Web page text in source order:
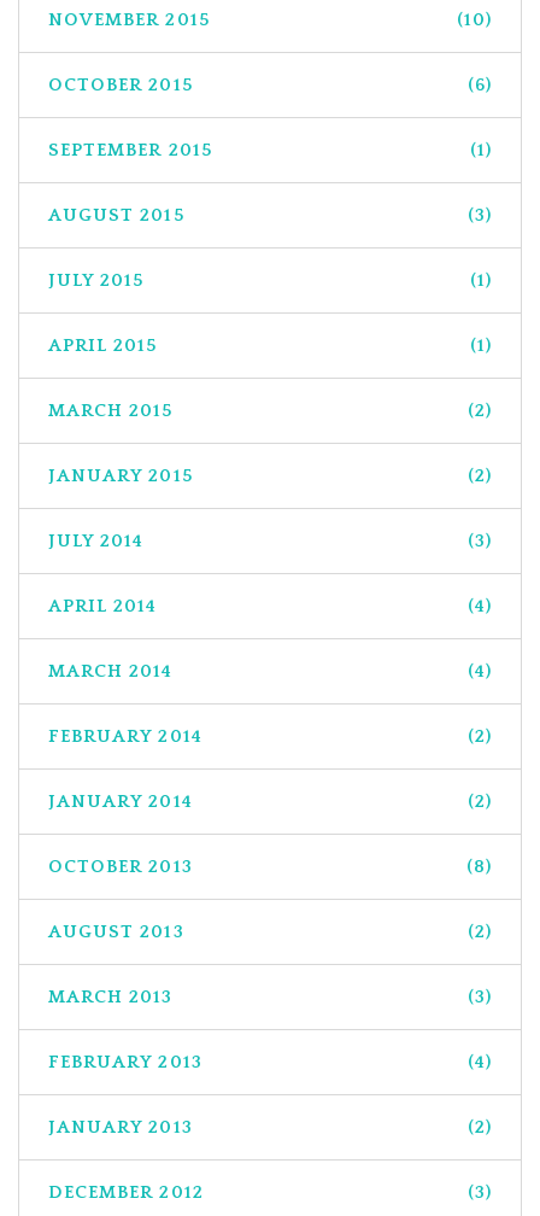
NOVEMBER 2015 (10)
OCTOBER 2015 (6)
SEPTEMBER 2015 (1)
AUGUST 2015 (3)
JULY 2015 (1)
APRIL 2015 (1)
MARCH 2015 (2)
JANUARY 2015 (2)
JULY 2014 (3)
APRIL 2014 (4)
MARCH 2014 (4)
FEBRUARY 2014 (2)
JANUARY 2014 (2)
OCTOBER 2013 (8)
AUGUST 2013 (2)
MARCH 2013 (3)
FEBRUARY 2013 (4)
JANUARY 2013 (2)
DECEMBER 2012 (3)